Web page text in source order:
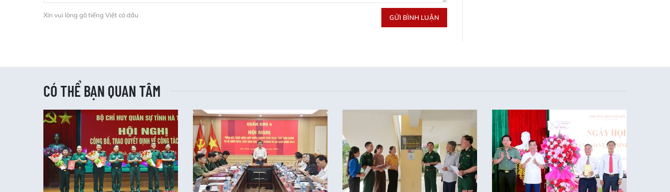
Xin vui lòng gõ tiếng Việt có dấu GỬI BÌNH LUẬN
CÓ THỂ BẠN QUAN TÂM